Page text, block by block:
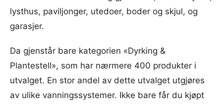
lysthus, paviljonger, utedoer, boder og skjul, og
garasjer.
Da gjenstår bare kategorien «Dyrking &
Plantestell», som har nærmere 400 produkter i
utvalget. En stor andel av dette utvalget utgjøres
av ulike vanningssystemer. Ikke bare får du kjøpt